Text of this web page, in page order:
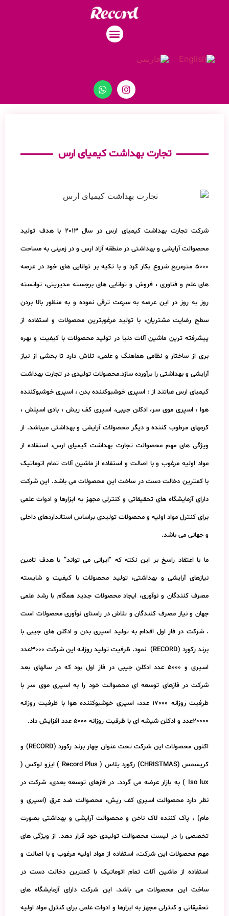
تجارت بهداشت کیمیای ارس
شرکت تجارت بهداشت کیمیای ارس در سال 2013 با هدف تولید
محصوالت آرایشی و بهداشتی در منطقه آزاد ارس و در زمینی به مساحت
5000 مترمربع شروع بکار کرد و با تکیه بر توانایی های خود در عرصه
های علم و فناوری ، فروش و توانایی های برجسته مدیریتی، توانسته
روز به روز در این عرصه به سرعت ترقی نموده و به منظور بالا بردن
سطح رضایت مشتریان، با تولید مرغوبترین محصولات و استفاده از
پیشرفته ترین ماشین آلات دنیا در تولید محصولات با کیفیت و بهره
بری از ساختار و نظامی هماهنگ و علمی، تلاش دارد تا بخشی از نیاز
آرایشی و بهداشتی را برآورده سازد.محصولات تولیدی در تجارت بهداشت
کیمیای ارس عباتند از : اسپری خوشبوکننده بدن ، اسپری خوشبوکننده
هوا ، اسپری موی سر، ادکلن جیبی، اسپری کف ریش ، بادی اسپلش ،
کرمهای مرطوب کننده و دیگر محصولات آرایشی و بهداشتی میباشد. از
ویژگی های مهم محصوالت تجارت بهداشت کیمیای ارس، استفاده از
مواد اولیه مرغوب و با اصالت و استفاده از ماشین آلات تمام اتوماتیک
با کمترین دخالت دست در ساخت این محصولات می باشد. این شرکت
دارای آزمایشگاه های تحقیقاتی و کنترلی مجهز به ابزارها و ادوات علمی
برای کنترل مواد اولیه و محصولات تولیدی براساس استانداردهای داخلی
و جهانی می باشد.
ما با اعتقاد راسخ بر این نکته که “ایرانی می تواند” با هدف تامین
نیازهای آرایشی و بهداشتی، تولید محصولات با کیفیت و شایسته
مصرف کنندگان و نوآوری، ایجاد محصولات جدید همگام با رشد علمی
جهان و نیاز مصرف کنندگان و تلاش در راستای نوآوری محصولات است
. شرکت در فاز اول اقدام به تولید اسپری بدن و ادکلن های جیبی با
برند رکورد (RECORD) نمود. ظرفیت تولید روزانه این شرکت 3000عدد
اسپری و 5000 عدد ادکلن جیبی در فاز اول بود که در سالهای بعد
شرکت در فازهای توسعه ای محصوالت خود را به اسپری موی سر با
ظرفیت روزانه 17000 عدد، اسپری خوشبوکننده هوا با ظرفیت روزانه
20000عدد و ادکلن شیشه ای با ظرفیت روزانه 5000 عدد افزایش داد.
اکنون محصولات این شرکت تحت عنوان چهار برند رکورد (RECORD) و
کریسمس (CHRISTMAS) رکورد پلاس ( Record Plus ) ایزو لوکس (
Iso lux ) به بازار عرضه می گردد. در فازهای توسعه بعدی، شرکت در
نظر دارد محصوالت اسپری کف ریش، محصوالت ضد عرق (اسپری و
مام) ، پاک کننده لاک ناخن و محصوالت آرایشی و بهداشتی بصورت
تخصصی را در لیست محصوالت تولیدی خود قرار دهد. از ویژگی های
مهم محصولات این شرکت، استفاده از مواد اولیه مرغوب و با اصالت و
استفاده از ماشین آلات تمام اتوماتیک با کمترین دخالت دست در
ساخت این محصولات می باشد. این شرکت دارای آزمایشگاه های
تحقیقاتی و کنترلی مجهز به ابزارها و ادوات علمی برای کنترل مواد اولیه